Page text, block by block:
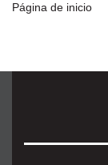
Página de inicio